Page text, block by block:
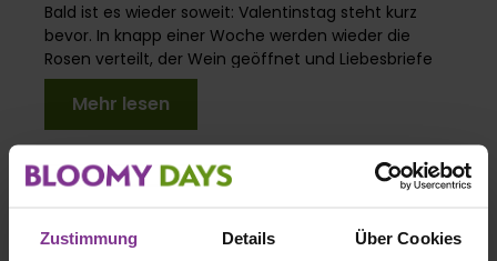
Zustimmung Details Über Cookies
Bald ist es wieder soweit: Valentinstag steht kurz
bevor. In knapp einer Woche werden wieder die
Rosen verteilt, der Wein geöffnet und Liebesbriefe
ge...
Mehr lesen